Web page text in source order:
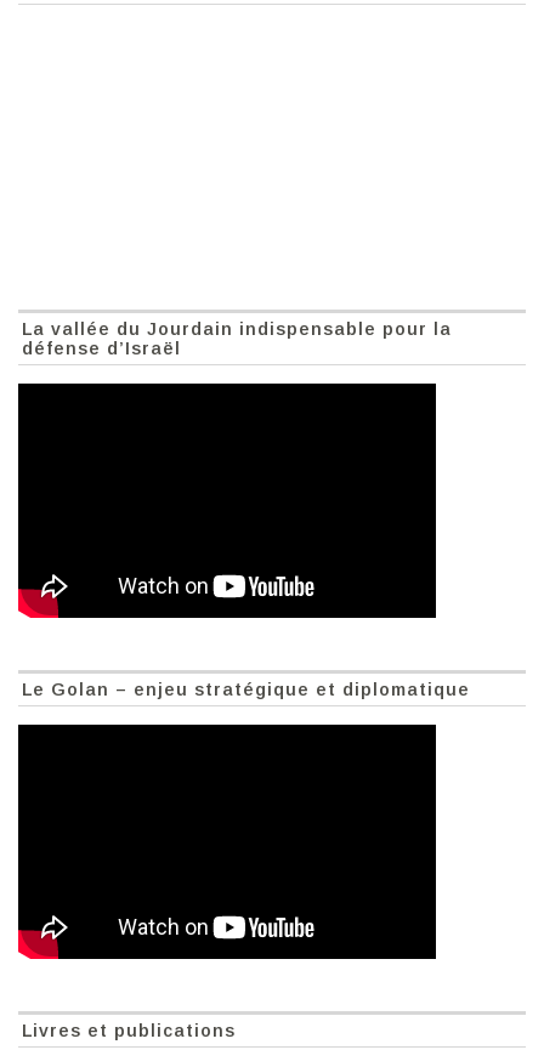
La vallée du Jourdain indispensable pour la
défense d’Israël
Le Golan – enjeu stratégique et diplomatique
Livres et publications